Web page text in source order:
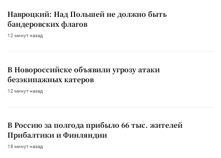
Навроцкий: Над Польшей не должно быть
бандеровских флагов
12 минут назад
В Новороссийске объявили угрозу атаки
безэкипажных катеров
12 минут назад
В Россию за полгода прибыло 66 тыс. жителей
Прибалтики и Финляндии
18 минут назад